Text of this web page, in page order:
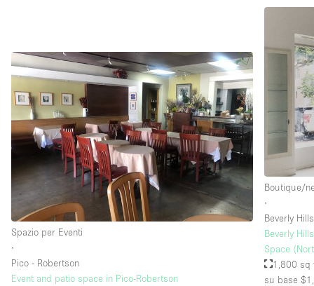
Spazio per Eventi
∙
Pico - Robertson
Event and patio space in Pico-Robertson
Boutique/
∙
Beverly Hills
Beverly
Space
1,800 sq
su base